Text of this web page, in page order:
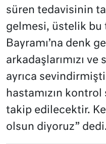
süren tedavisinin
gelmesi, üstelik bu
Bayramı’na denk
arkadaşlarımızı ve
ayrıca
hastamızın kontrol
takip edilecektir.
olsun diyoruz”